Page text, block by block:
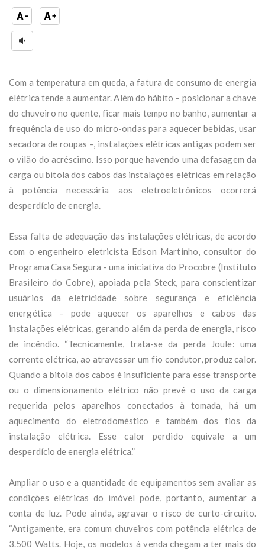
Com a temperatura em queda, a fatura de consumo de energia
elétrica tende a aumentar. Além do hábito – posicionar a chave
do chuveiro no quente, ficar mais tempo no banho, aumentar a
frequência de uso do micro-ondas para aquecer bebidas, usar
secadora de roupas –, instalações elétricas antigas podem ser
o vilão do acréscimo. Isso porque havendo uma defasagem da
carga ou bitola dos cabos das instalações elétricas em relação
à potência necessária aos eletroeletrônicos ocorrerá
desperdício de energia.
Essa falta de adequação das instalações elétricas, de acordo
com o engenheiro eletricista Edson Martinho, consultor do
Programa Casa Segura - uma iniciativa do Procobre (Instituto
Brasileiro do Cobre), apoiada pela Steck, para conscientizar
usuários da eletricidade sobre segurança e eficiência
energética – pode aquecer os aparelhos e cabos das
instalações elétricas, gerando além da perda de energia, risco
de incêndio. “Tecnicamente, trata-se da perda Joule: uma
corrente elétrica, ao atravessar um fio condutor, produz calor.
Quando a bitola dos cabos é insuficiente para esse transporte
ou o dimensionamento elétrico não prevê o uso da carga
requerida pelos aparelhos conectados à tomada, há um
aquecimento do eletrodoméstico e também dos fios da
instalação elétrica. Esse calor perdido equivale a um
desperdício de energia elétrica.”
Ampliar o uso e a quantidade de equipamentos sem avaliar as
condições elétricas do imóvel pode, portanto, aumentar a
conta de luz. Pode ainda, agravar o risco de curto-circuito.
“Antigamente, era comum chuveiros com potência elétrica de
3.500 Watts. Hoje, os modelos à venda chegam a ter mais do